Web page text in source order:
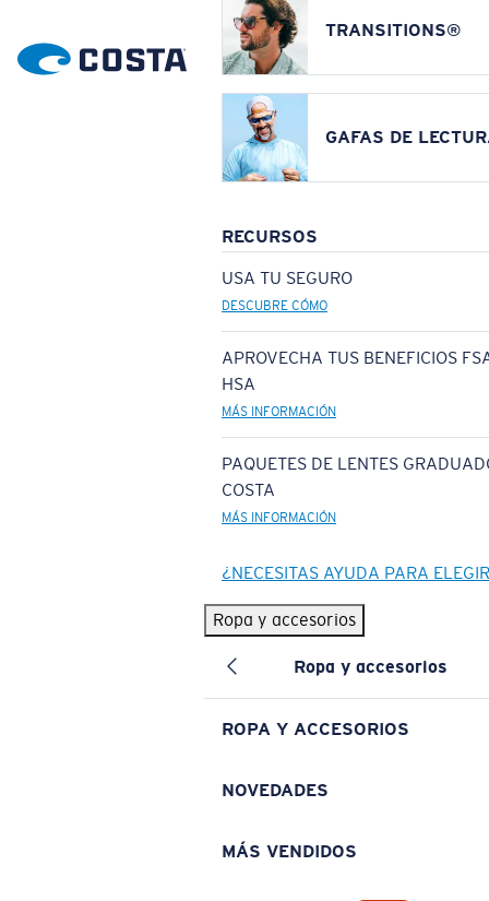
TRANSITIONS®
GAFAS DE
RECURSOS
USA TU SEGURO
DESCUBRE CÓMO
APROVECHA TUS BENEFICIOS
HSA
MÁS INFORMACIÓN
PAQUETES DE LENTES
COSTA
MÁS INFORMACIÓN
¿NECESITAS AYUDA PARA
Ropa y accesorios
Ropa y accesorios
ROPA Y ACCESORIOS
NOVEDADES
MÁS VENDIDOS